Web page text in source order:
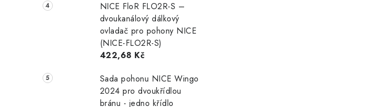
NICE FloR FLO2R-S –
dvoukanálový dálkový
ovladač pro pohony NICE
(NICE-FLO2R-S)
422,68 Kč
Sada pohonu NICE Wingo
2024 pro dvoukřídlou
bránu - jedno křídlo